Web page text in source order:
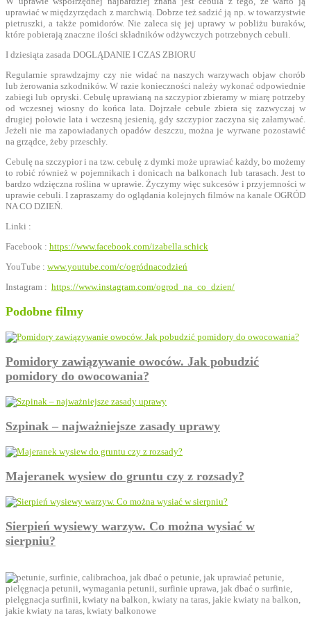
uprawiać w międzyrzędach z marchwią. Dobrze też sadzić ją np. w towarzystwie
pietruszki, a także pomidorów. Nie zaleca się jej uprawy w pobliżu buraków,
które pobierają znaczne ilości składników odżywczych potrzebnych cebuli.
I dziesiąta zasada DOGLĄDANIE I CZAS ZBIORU
Regularnie sprawdzajmy czy nie widać na naszych warzywach objaw chorób
lub żerowania szkodników. W razie konieczności należy wykonać odpowiednie
zabiegi lub opryski. Cebulę uprawianą na szczypior zbieramy w miarę potrzeby
od wczesnej wiosny do końca lata. Dojrzałe cebule zbiera się zazwyczaj w
drugiej połowie lata i wczesną jesienią, gdy szczypior zaczyna się załamywać.
Jeżeli nie ma zapowiadanych opadów deszczu, można je wyrwane pozostawić
na grządce, żeby przeschły.
Cebulę na szczypior i na tzw. cebulę z dymki może uprawiać każdy, bo możemy
to robić również w pojemnikach i donicach na balkonach lub tarasach. Jest to
bardzo wdzięczna roślina w uprawie. Życzymy więc sukcesów i przyjemności w
uprawie cebuli. I zapraszamy do oglądania kolejnych filmów na kanale OGRÓD
NA CO DZIEŃ.
Linki :
Facebook : https://www.facebook.com/izabella.schick
YouTube : www.youtube.com/c/ogródnacodzień
Instagram : https://www.instagram.com/ogrod_na_co_dzien/
Podobne filmy
Pomidory zawiązywanie owoców. Jak pobudzić
pomidory do owocowania?
Szpinak – najważniejsze zasady uprawy
Majeranek wysiew do gruntu czy z rozsady?
Sierpień wysiewy warzyw. Co można wysiać w
sierpniu?